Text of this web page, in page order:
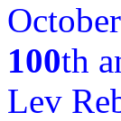
100th
Lev